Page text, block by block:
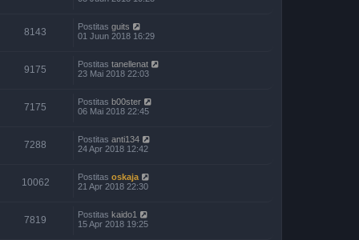
8143 Postitas guits
01 Juun 2018 16:29
9175 Postitas tanellenat
23 Mai 2018 22:03
7175 Postitas b00ster
06 Mai 2018 22:45
7288 Postitas anti134
24 Apr 2018 12:42
10062 Postitas oskaja
21 Apr 2018 22:30
7819 Postitas kaido1
15 Apr 2018 19:25